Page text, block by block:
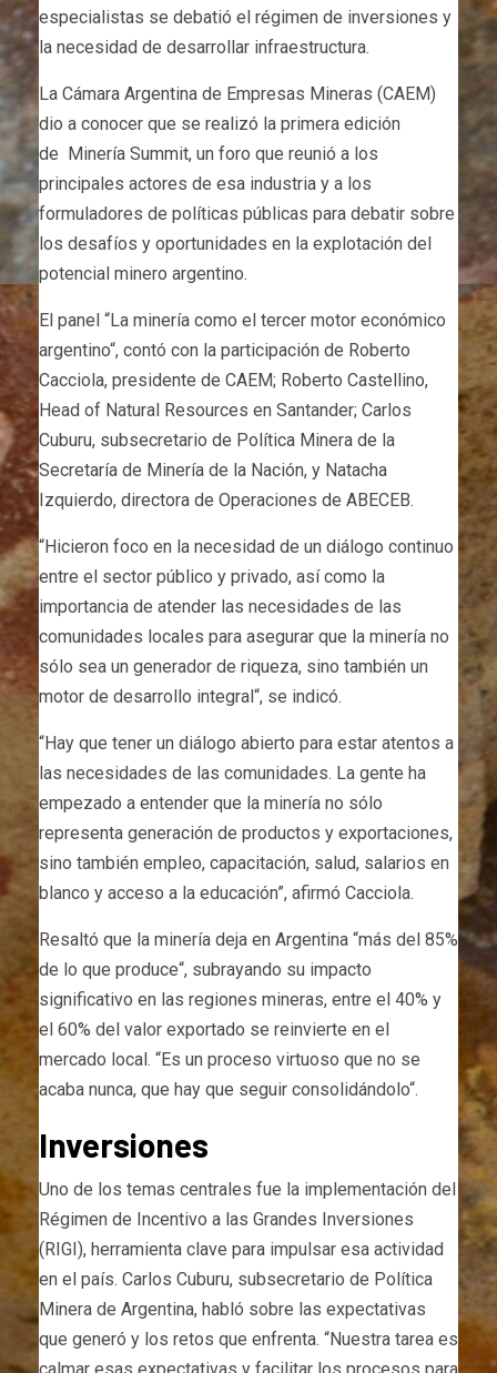
especialistas se debatió el régimen de inversiones y
la necesidad de desarrollar infraestructura.
La Cámara Argentina de Empresas Mineras (CAEM)
dio a conocer que se realizó la primera edición
de Minería Summit, un foro que reunió a los
principales actores de esa industria y a los
formuladores de políticas públicas para debatir sobre
los desafíos y oportunidades en la explotación del
potencial minero argentino.
El panel “La minería como el tercer motor económico
argentino“, contó con la participación de Roberto
Cacciola, presidente de CAEM; Roberto Castellino,
Head of Natural Resources en Santander; Carlos
Cuburu, subsecretario de Política Minera de la
Secretaría de Minería de la Nación, y Natacha
Izquierdo, directora de Operaciones de ABECEB.
“Hicieron foco en la necesidad de un diálogo continuo
entre el sector público y privado, así como la
importancia de atender las necesidades de las
comunidades locales para asegurar que la minería no
sólo sea un generador de riqueza, sino también un
motor de desarrollo integral“, se indicó.
“Hay que tener un diálogo abierto para estar atentos a
las necesidades de las comunidades. La gente ha
empezado a entender que la minería no sólo
representa generación de productos y exportaciones,
sino también empleo, capacitación, salud, salarios en
blanco y acceso a la educación”, afirmó Cacciola.
Resaltó que la minería deja en Argentina “más del 85%
de lo que produce“, subrayando su impacto
significativo en las regiones mineras, entre el 40% y
el 60% del valor exportado se reinvierte en el
mercado local. “Es un proceso virtuoso que no se
acaba nunca, que hay que seguir consolidándolo“.
Inversiones
Uno de los temas centrales fue la implementación del
Régimen de Incentivo a las Grandes Inversiones
(RIGI), herramienta clave para impulsar esa actividad
en el país. Carlos Cuburu, subsecretario de Política
Minera de Argentina, habló sobre las expectativas
que generó y los retos que enfrenta. “Nuestra tarea es